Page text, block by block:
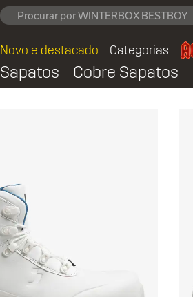
Novo e destacado Categorias
Sapatos Cobre Sapatos